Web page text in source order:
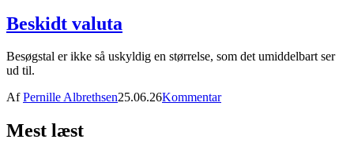
Beskidt valuta
Besøgstal er ikke så uskyldig en størrelse, som det umiddelbart ser
ud til.
AfPernille Albrethsen25.06.26Kommentar
Mest læst